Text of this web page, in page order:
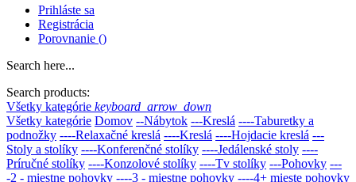
Prihláste sa
Registrácia
Porovnanie ()
Search here...
Search products:
Všetky kategórie keyboard_arrow_down
Všetky kategórie Domov --Nábytok ---Kreslá ----Taburetky a
podnožky ----Relaxačné kreslá ----Kreslá ----Hojdacie kreslá ---
Stoly a stolíky ----Konferenčné stolíky ----Jedálenské stoly ----
Príručné stolíky ----Konzolové stolíky ----Tv stolíky ---Pohovky ---
-2 - miestne pohovky ----3 - miestne pohovky ----4+ mieste pohovky